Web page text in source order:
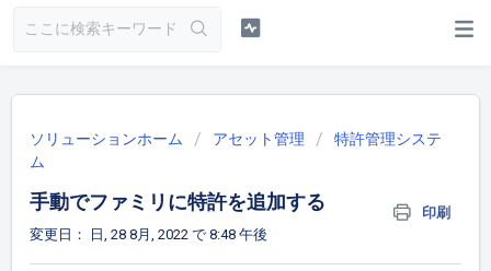
ソリューションホーム アセット管理
特許管理システ
ム
手動でファミリに特許を追加する
印刷
変更日： 日, 28 8月, 2022 で 8:48 午後